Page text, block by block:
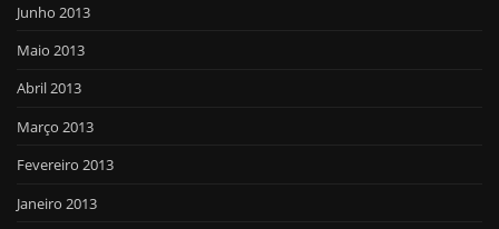
Junho 2013
Maio 2013
Abril 2013
Março 2013
Fevereiro 2013
Janeiro 2013